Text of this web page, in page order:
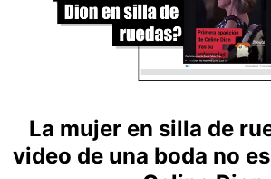
La mujer en silla de
video de una boda no